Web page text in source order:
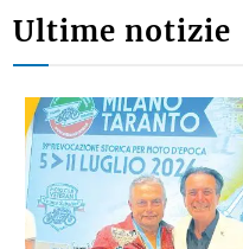
Ultime notizie